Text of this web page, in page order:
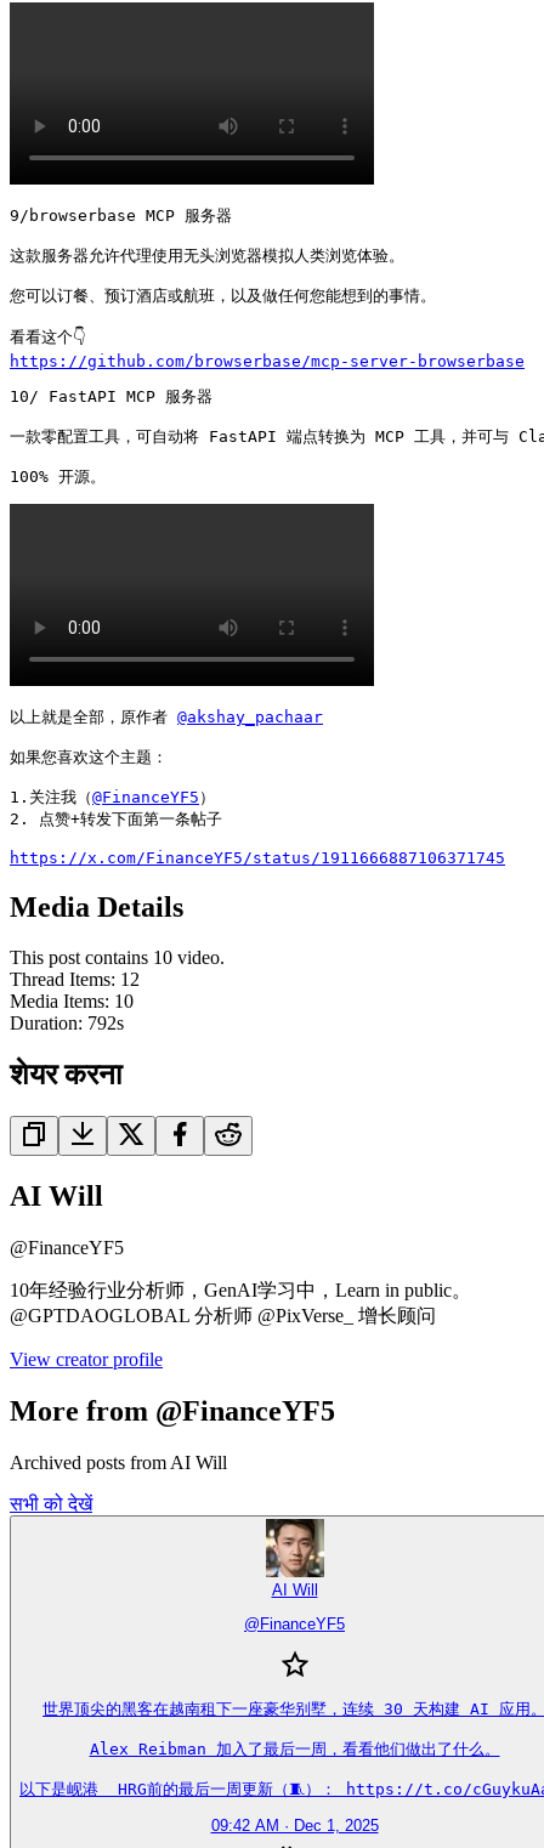
9/browserbase MCP 服务器
这款服务器允许代理使用无头浏览器模拟人类浏览体验。
您可以订餐、预订酒店或航班，以及做任何您能想到的事情。
https://github.com/browserbase/mcp-server-browserbase
10/ FastAPI MCP 服务器
一款零配置工具，可自动将 FastAPI 端点转换为 MCP 工具，并可与
100% 开源。
以上就是全部，原作者 @akshay_pachaar
如果您喜欢这个主题：
1.关注我（@FinanceYF5 ）
2. 点赞+转发下面第一条帖子
https://x.com/FinanceYF5/status/1911666887106371745
Media Details
This post contains 10 video.
Thread Items: 12
Media Items: 10
Duration: 792s
शेयर करना
AI Will
@FinanceYF5
10年经验行业分析师，GenAI学习中，Learn in public。
@GPTDAOGLOBAL 分析师 @PixVerse_ 增长顾问
View creator profile
More from @FinanceYF5
Archived posts from AI Will
सभी को देखें
AI Will
@ FinanceYF5
世界顶尖的黑客在越南租下一座豪华别墅，连续 30 天构建 AI 应用
Alex Reibman 加入了最后一周，看看他们做出了什么。
以下是岘港  HRG前的最后一周更新（🧵）： https://t.co/
09:42 AM · Dec 1, 2025